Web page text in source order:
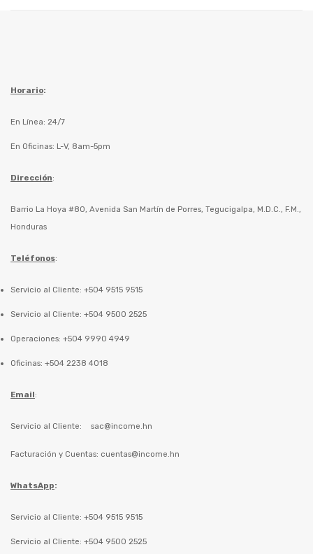
Horario:
En Línea: 24/7
En Oficinas: L-V, 8am-5pm
Dirección:
Barrio La Hoya #80, Avenida San Martín de Porres, Tegucigalpa, M.D.C., F.M.,
Honduras
Teléfonos:
Servicio al Cliente: +504 9515 9515
Servicio al Cliente: +504 9500 2525
Operaciones: +504 9990 4949
Oficinas: +504 2238 4018
Email:
Servicio al Cliente: sac@income.hn
Facturación y Cuentas: cuentas@income.hn
WhatsApp:
Servicio al Cliente: +504 9515 9515
Servicio al Cliente: +504 9500 2525